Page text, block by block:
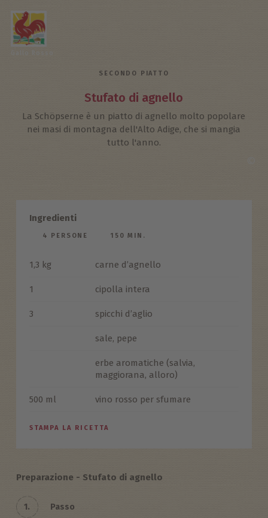
SECONDO PIATTO
Stufato di agnello
La Schöpserne è un piatto di agnello molto popolare
nei masi di montagna dell'Alto Adige, che si mangia
tutto l'anno.
Ingredienti
4 PERSONE 150 MIN.
1,3 kg carne d’agnello
1 cipolla intera
3 spicchi d’aglio
sale, pepe
erbe aromatiche (salvia,
maggiorana, alloro)
500 ml vino rosso per sfumare
STAMPA LA RICETTA
Preparazione - Stufato di agnello
1. Passo